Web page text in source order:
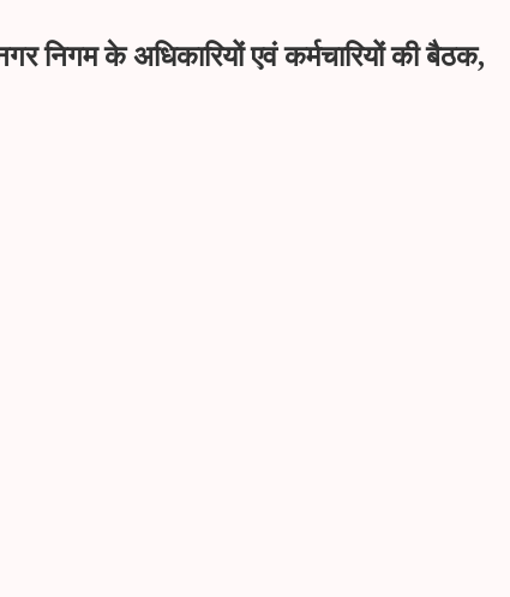
निगम के अधिकारियों एवं कर्मचारियों की बैठक,